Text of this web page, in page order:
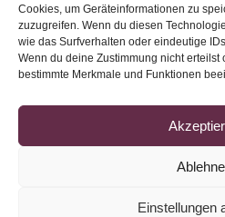
Cookies, um Geräteinformationen zu
zuzugreifen. Wenn du diesen
wie das Surfverhalten oder eindeutige
Wenn du deine Zustimmung nicht erteilst
bestimmte Merkmale und Funktionen
Einstellungen
+49 (2236) 96989-0
INFO@AMTRA-